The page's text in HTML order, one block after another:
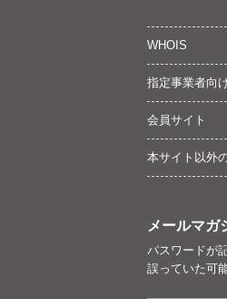
WHOIS
指定事業者向
会員サイト
本サイト以外
メールマ
パスワードが
誤っていた可